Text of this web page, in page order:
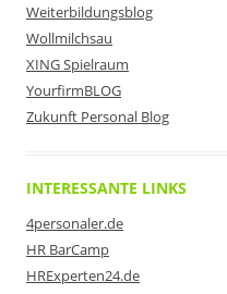
Weiterbildungsblog
Wollmilchsau
XING Spielraum
YourfirmBLOG
Zukunft Personal Blog
INTERESSANTE LINKS
4personaler.de
HR BarCamp
HRExperten24.de